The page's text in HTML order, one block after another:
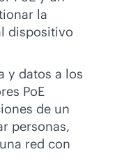
la
dispositivo
y datos a los
PoE
de un
personas,
red con